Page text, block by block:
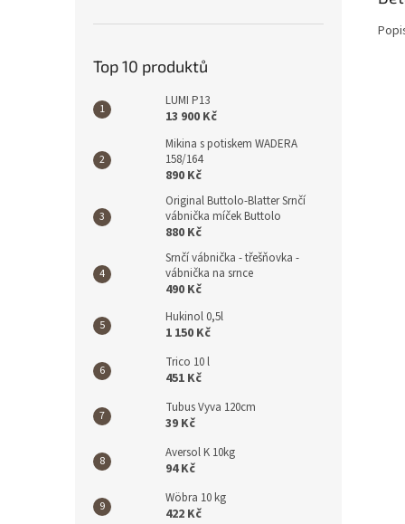
Top 10 produktů
LUMI P13
13 900 Kč
Mikina s potiskem WADERA
158/164
890 Kč
Original Buttolo-Blatter Srnčí
vábnička míček Buttolo
880 Kč
Srnčí vábnička - třešňovka -
vábnička na srnce
490 Kč
Hukinol 0,5l
1 150 Kč
Trico 10 l
451 Kč
Tubus Vyva 120cm
39 Kč
Aversol K 10kg
94 Kč
Wöbra 10 kg
422 Kč